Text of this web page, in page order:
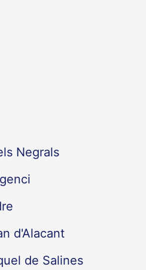
Negrals
d'Alacant
de Salines